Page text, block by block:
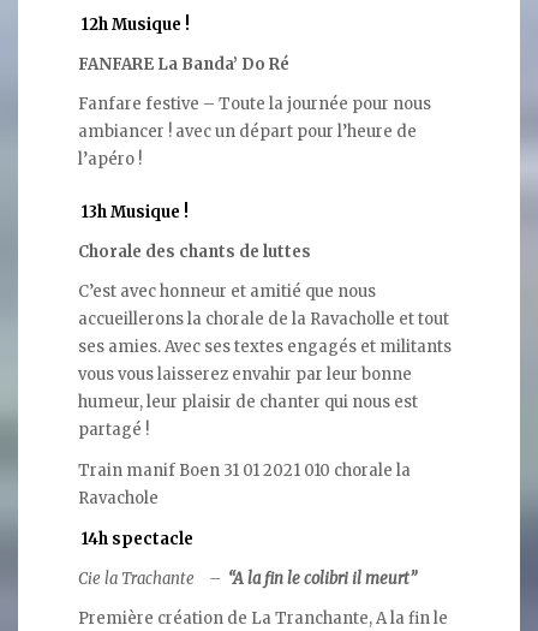
12h Musique !
FANFARE La Banda’ Do Ré
Fanfare festive – Toute la journée pour nous
ambiancer ! avec un départ pour l’heure de
l’apéro !
13h Musique !
Chorale des chants de luttes
C’est avec honneur et amitié que nous
accueillerons la chorale de la Ravacholle et tout
ses amies. Avec ses textes engagés et militants
vous vous laisserez envahir par leur bonne
humeur, leur plaisir de chanter qui nous est
partagé !
Train manif Boen 31 01 2021 010 chorale la
Ravachole
14h spectacle
Cie la Trachante – “A la fin le colibri il meurt”
Première création de La Tranchante, A la fin le